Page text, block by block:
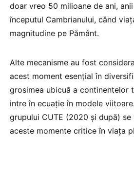
doar vreo 50 milioane de ani,
începutul Cambrianului, când
magnitudine pe Pământ.
Alte mecanisme au fost
acest moment esențial în
grosimea ubicuă a continentelor
intre în ecuație în modele
grupului CUTE (2020 și după)
aceste momente critice în viața